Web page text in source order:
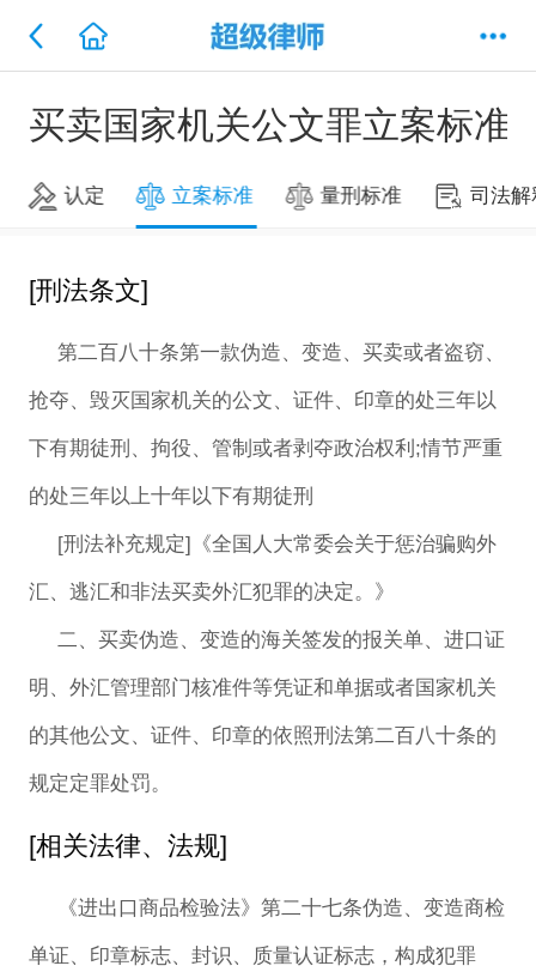
买卖国家机关公文罪立案标准
认定 立案标准 量刑标准 司法解
[刑法条文]
第二百八十条第一款伪造、变造、买卖或者盗窃、
抢夺、毁灭国家机关的公文、证件、印章的处三年以
下有期徒刑、拘役、管制或者剥夺政治权利;情节严重
的处三年以上十年以下有期徒刑
[刑法补充规定]《全国人大常委会关于惩治骗购外
汇、逃汇和非法买卖外汇犯罪的决定。》
二、买卖伪造、变造的海关签发的报关单、进口证
明、外汇管理部门核准件等凭证和单据或者国家机关
的其他公文、证件、印章的依照刑法第二百八十条的
规定定罪处罚。
[相关法律、法规]
《进出口商品检验法》第二十七条伪造、变造商检
单证、印章标志、封识、质量认证标志，构成犯罪